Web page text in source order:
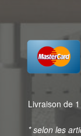
Livraison de
* selon les